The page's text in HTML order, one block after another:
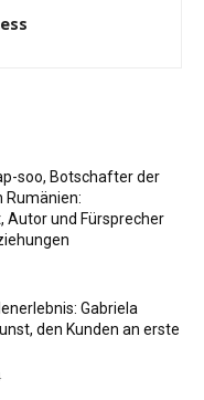
soo, Botschafter der
Rumänien:
Autor und Fürsprecher
Gabriela
den Kunden an erste